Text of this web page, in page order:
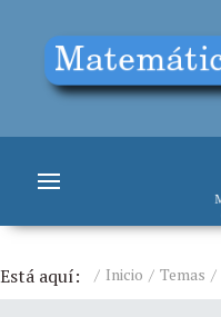
Está aquí: Inicio Temas